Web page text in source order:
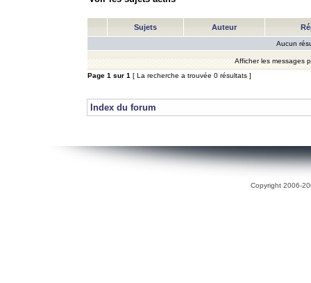
Sujets Auteur
Aucun
Afficher les messages
Page 1 sur 1 [ La recherche a trouvée 0 résultats ]
Index du forum
Copyright 2006-